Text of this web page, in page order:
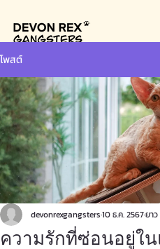
โพสต์
ความรักที่ซ่อนอยู่ใน
devonrexgangsters10 ธ.ค. 2567ยาว